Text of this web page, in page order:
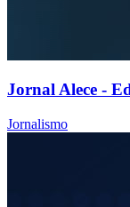
Jornal Alece -
Jornalismo